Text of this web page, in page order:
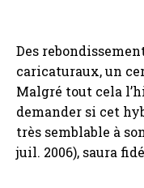
Des
caricaturaux, un
Malgré tout cela
demander si cet
très semblable à
juil. 2006), saura